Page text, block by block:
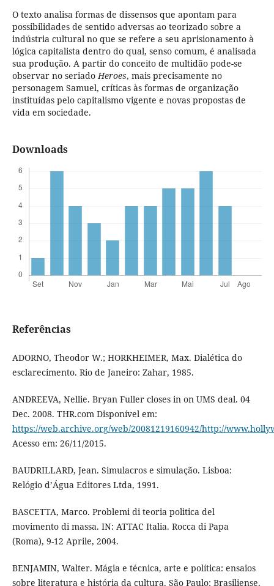
O texto analisa formas de dissensos que apontam para
possibilidades de sentido adversas ao teorizado sobre a
indústria cultural no que se refere a seu aprisionamento à
lógica capitalista dentro do qual, senso comum, é analisada
sua produção. A partir do conceito de multidão pode-se
observar no seriadoHeroes, mais precisamente no
personagem Samuel, críticas às formas de organização
instituídas pelo capitalismo vigente e novas propostas de
vida em sociedade.
Downloads
Referências
ADORNO, Theodor W.; HORKHEIMER, Max. Dialética do
esclarecimento. Rio de Janeiro: Zahar, 1985.
ANDREEVA, Nellie. Bryan Fuller closes in on UMS deal. 04
Dec. 2008. THR.com Disponível em:
https://web.archive.org/web/20081219160942/http://
Acesso em: 26/11/2015.
BAUDRILLARD, Jean. Simulacros e simulação. Lisboa:
Relógio d’Água Editores Ltda, 1991.
BASCETTA, Marco. Problemi di teoria politica del
movimento di massa. IN: ATTAC Italia. Rocca di Papa
(Roma), 9-12 Aprile, 2004.
BENJAMIN, Walter. Mágia e técnica, arte e política: ensaios
sobre literatura e história da cultura. São Paulo: Brasiliense,